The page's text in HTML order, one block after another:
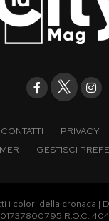
CONTATTI PRIVACY
GESTISCI
i colori della cronaca |
R.O.C.